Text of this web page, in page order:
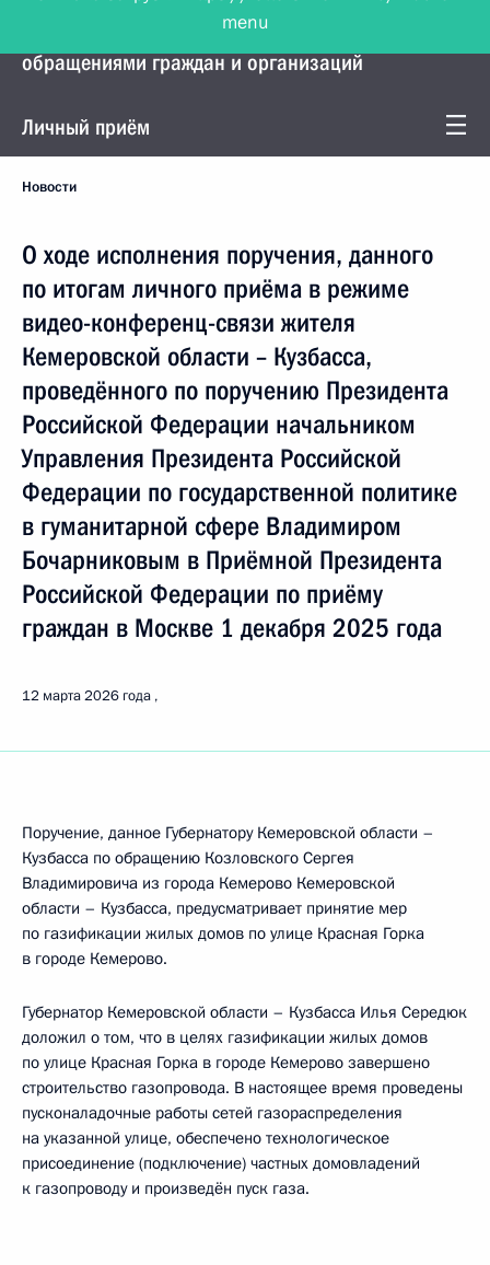
Управление Президента по работе с
обращениями граждан и организаций
Личный приём
Новости
О ходе исполнения поручения, данного
по итогам личного приёма в режиме
видео-конференц-связи жителя
Кемеровской области – Кузбасса,
проведённого по поручению Президента
Российской Федерации начальником
Управления Президента Российской
Федерации по государственной политике
в гуманитарной сфере Владимиром
Бочарниковым в Приёмной Президента
Российской Федерации по приёму
граждан в Москве 1 декабря 2025 года
12 марта 2026 года
Поручение, данное Губернатору Кемеровской области –
Кузбасса по обращению Козловского Сергея
Владимировича из города Кемерово Кемеровской
области – Кузбасса, предусматривает принятие мер
по газификации жилых домов по улице Красная Горка
в городе Кемерово.
Губернатор Кемеровской области – Кузбасса Илья Середюк
доложил о том, что в целях газификации жилых домов
по улице Красная Горка в городе Кемерово завершено
строительство газопровода. В настоящее время проведены
пусконаладочные работы сетей газораспределения
на указанной улице, обеспечено технологическое
присоединение (подключение) частных домовладений
к газопроводу и произведён пуск газа.
menu